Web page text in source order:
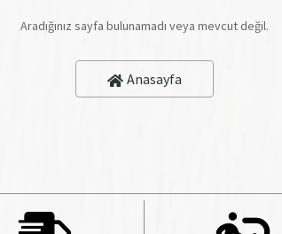
Aradığınız sayfa bulunamadı veya mevcut değil.
Anasayfa